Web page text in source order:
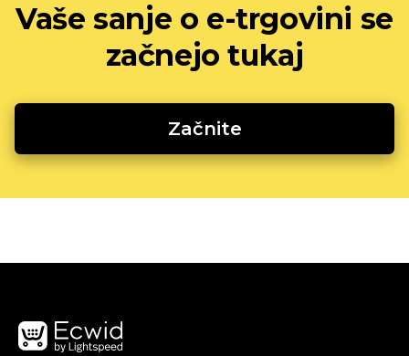
Vaše sanje o e-trgovini se
začnejo tukaj
Začnite